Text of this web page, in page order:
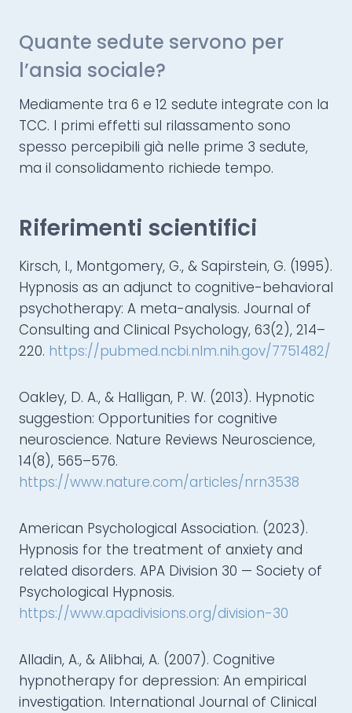
Quante sedute servono per
l’ansia sociale?
Mediamente tra 6 e 12 sedute integrate con la
TCC. I primi effetti sul rilassamento sono
spesso percepibili già nelle prime 3 sedute,
ma il consolidamento richiede tempo.
Riferimenti scientifici
Kirsch, I., Montgomery, G., & Sapirstein, G. (1995).
Hypnosis as an adjunct to cognitive-behavioral
psychotherapy: A meta-analysis. Journal of
Consulting and Clinical Psychology, 63(2), 214–
220. https://pubmed.ncbi.nlm.nih.gov/7751482/
Oakley, D. A., & Halligan, P. W. (2013). Hypnotic
suggestion: Opportunities for cognitive
neuroscience. Nature Reviews Neuroscience,
14(8), 565–576.
https://www.nature.com/articles/nrn3538
American Psychological Association. (2023).
Hypnosis for the treatment of anxiety and
related disorders. APA Division 30 — Society of
Psychological Hypnosis.
https://www.apadivisions.org/division-30
Alladin, A., & Alibhai, A. (2007). Cognitive
hypnotherapy for depression: An empirical
investigation. International Journal of Clinical